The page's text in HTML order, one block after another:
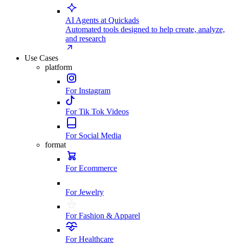
AI Agents at Quickads
Automated tools designed to help create, analyze,
and research
Use Cases
platform
For Instagram
For Tik Tok Videos
For Social Media
format
For Ecommerce
For Jewelry
For Fashion & Apparel
For Healthcare